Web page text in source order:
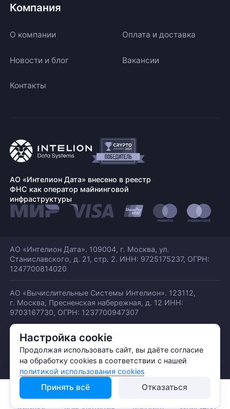
Настройка cookie
Продолжая использовать сайт, вы даёте согласие
на обработку cookies в соответствии с нашей
политикой использования cookies
Принять всё Отказаться
Компания
О компании Оплата и доставка
Новости и блог Вакансии
Контакты
АО «Интелион Дата» внесено в реестр
ФНС как оператор майнинговой
инфраструктуры
АО «Интелион Дата». 109004, г. Москва, ул.
Станиславского, д. 21, стр. 2. ИНН: 9725175237, ОГРН:
1247700814020
АО «Вычислительные Системы Интелион». 123112,
г. Москва, Пресненская набережная, д. 12 ИНН:
9703167730, ОГРН: 1237700947307
© АО «ИНТЕЛИОН ДАТА» 2026
Политика обработки ПДн
Политика конфиденциальности
Политика использования куки